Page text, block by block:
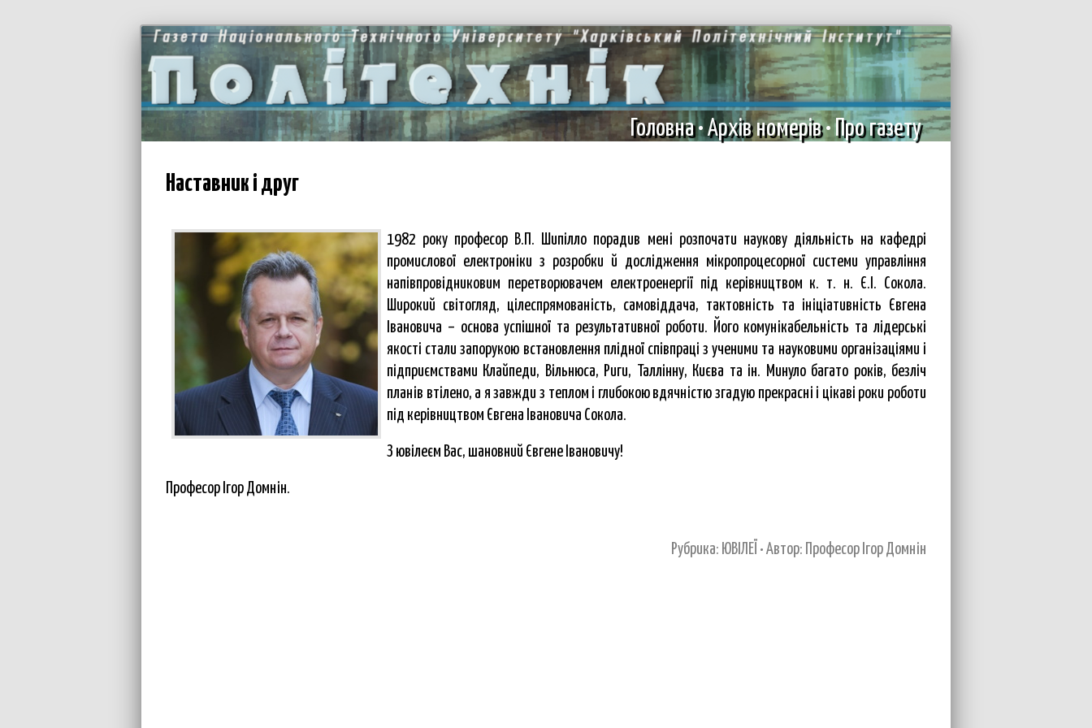
Головна• Архів номерів•Про газету
Наставник і друг
1982 року професор В.П. Шипілло порадив мені розпочати наукову діяльність на кафедрі
промислової електроніки з розробки й дослідження мікропроцесорної системи управління
напівпровідниковим перетворювачем електроенергії під керівництвом к. т. н. Є.І. Сокола.
Широкий світогляд, цілеспрямованість, самовіддача, тактовність та ініціативність Євгена
Івановича – основа успішної та результативної роботи. Його комунікабельність та лідерські
якості стали запорукою встановлення плідної співпраці з ученими та науковими організаціями і
підприємствами Клайпеди, Вільнюса, Риги, Таллінну, Києва та ін. Минуло багато років, безліч
планів втілено, а я завжди з теплом і глибокою вдячністю згадую прекрасні і цікаві роки роботи
під керівництвом Євгена Івановича Сокола.
З ювілеєм Вас, шановний Євгене Івановичу!
Професор Ігор Домнін.
Рубрика: ЮВІЛЕЇ • Автор: Професор Ігор Домнін